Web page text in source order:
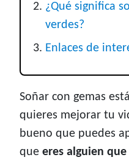
¿Qué significa
verdes?
Enlaces de
Soñar con gemas
quieres mejorar tu
bueno que puedes
que eres alguien